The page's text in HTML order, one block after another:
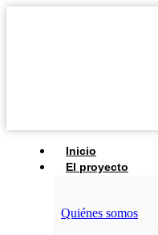
Inicio
El proyecto
Quiénes somos